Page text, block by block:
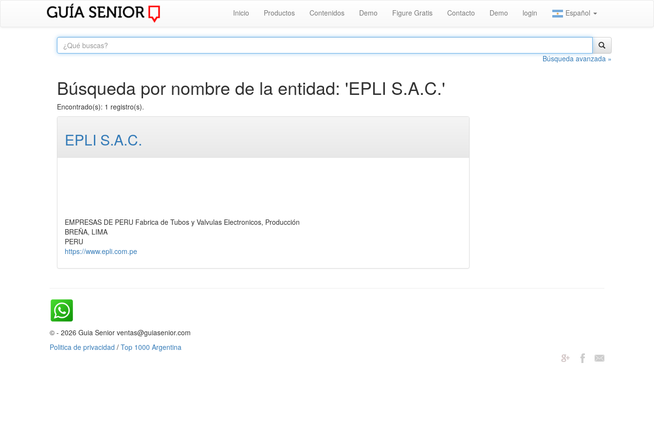
Inicio Productos Contenidos Demo Figure Gratis Contacto Demo login Español
Búsqueda avanzada »
Búsqueda por nombre de la entidad: 'EPLI S.A.C.'
Encontrado(s): 1 registro(s).
EPLI S.A.C.
EMPRESAS DE PERU Fabrica de Tubos y Valvulas Electronicos, Producción
BREÑA, LIMA
PERU
https://www.epli.com.pe
© - 2026 Guia Senior ventas@guiasenior.com
Politica de privacidad / Top 1000 Argentina